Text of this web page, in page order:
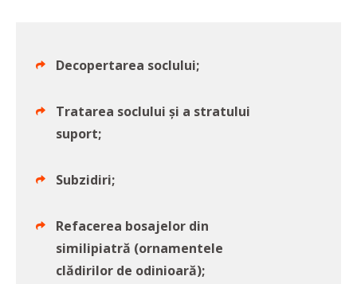
Decopertarea soclului;
Tratarea soclului și a stratului
suport;
Subzidiri;
Refacerea bosajelor din
similipiatră (ornamentele
clădirilor de odinioară);